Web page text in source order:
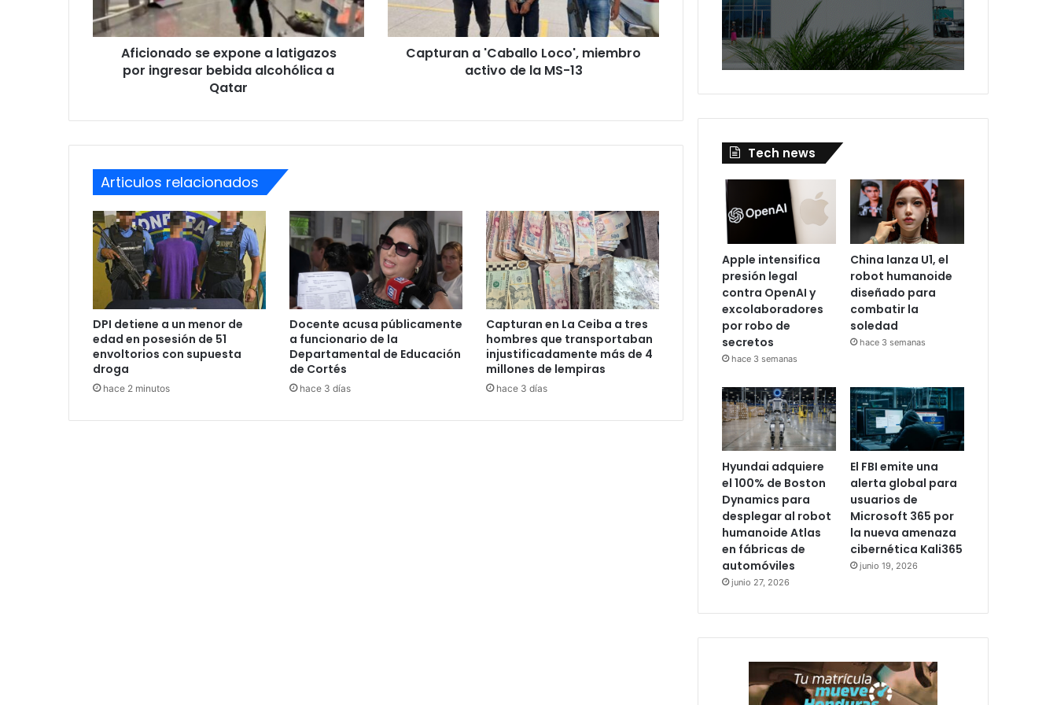
bebida
alcohólica
Aficionado se expone a latigazos
por ingresar bebida alcohólica a
Qatar
MS-
Capturan a 'Caballo Loco', miembro
activo de la MS-13
Articulos relacionados
DPI detiene a un menor de
edad en posesión de 51
envoltorios con supuesta
droga
hace 2 minutos
Docente acusa públicamente
a funcionario de la
Departamental de Educación
de Cortés
hace 3 días
Capturan en La Ceiba a tres
hombres que transportaban
injustificadamente más de 4
millones de lempiras
hace 3 días
Tech news
Apple intensifica
presión legal
contra OpenAI y
excolaboradores
por robo de
secretos
hace 3 semanas
China lanza U1, el
robot humanoide
diseñado para
combatir la
soledad
hace 3 semanas
Hyundai adquiere
el 100% de Boston
Dynamics para
desplegar al robot
humanoide Atlas
en fábricas de
automóviles
junio 27, 2026
El FBI emite una
alerta global para
usuarios de
Microsoft 365 por
la nueva amenaza
cibernética Kali365
junio 19, 2026